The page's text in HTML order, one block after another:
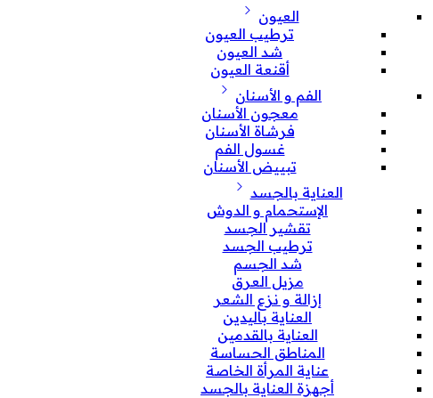
العيون
ترطيب العيون
شد العيون
أقنعة العيون
الفم و الأسنان
معجون الأسنان
فرشاة الأسنان
غسول الفم
تبييض الأسنان
العناية بالجسد
الإستحمام و الدوش
تقشير الجسد
ترطيب الجسد
شد الجسم
مزيل العرق
إزالة و نزع الشعر
العناية باليدين
العناية بالقدمين
المناطق الحساسة
عناية المرأة الخاصة
أجهزة العناية بالجسد